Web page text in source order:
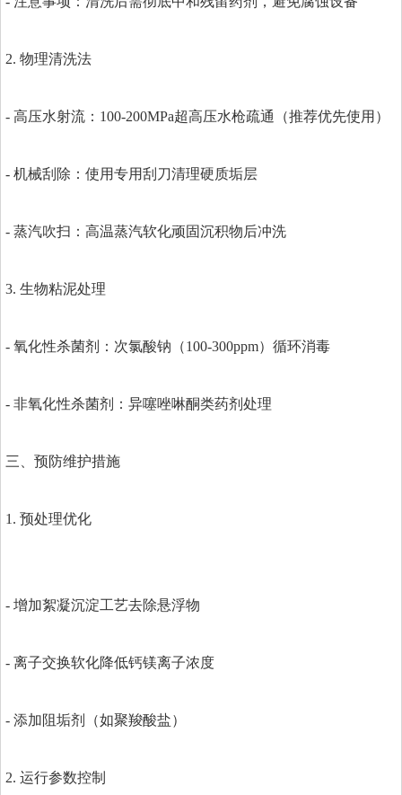
2. 物理清洗法
- 高压水射流：100-200MPa超高压水枪疏通（推荐优先使用）
- 机械刮除：使用专用刮刀清理硬质垢层
- 蒸汽吹扫：高温蒸汽软化顽固沉积物后冲洗
3. 生物粘泥处理
- 氧化性杀菌剂：次氯酸钠（100-300ppm）循环消毒
- 非氧化性杀菌剂：异噻唑啉酮类药剂处理
三、预防维护措施
1. 预处理优化
- 增加絮凝沉淀工艺去除悬浮物
- 离子交换软化降低钙镁离子浓度
- 添加阻垢剂（如聚羧酸盐）
2. 运行参数控制